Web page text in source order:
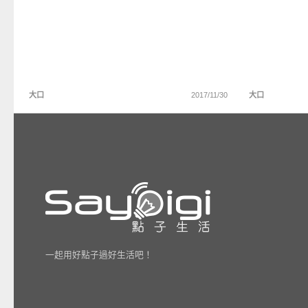
大口 2017/11/30 大口
一起用好點子過好生活吧！